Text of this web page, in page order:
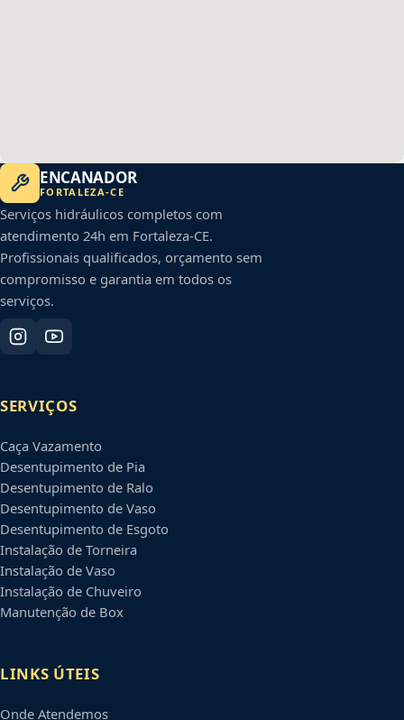
ENCANADOR
FORTALEZA-CE
Serviços hidráulicos completos com
atendimento 24h em Fortaleza-CE.
Profissionais qualificados, orçamento sem
compromisso e garantia em todos os
serviços.
SERVIÇOS
Caça Vazamento
Desentupimento de Pia
Desentupimento de Ralo
Desentupimento de Vaso
Desentupimento de Esgoto
Instalação de Torneira
Instalação de Vaso
Instalação de Chuveiro
Manutenção de Box
LINKS ÚTEIS
Onde Atendemos